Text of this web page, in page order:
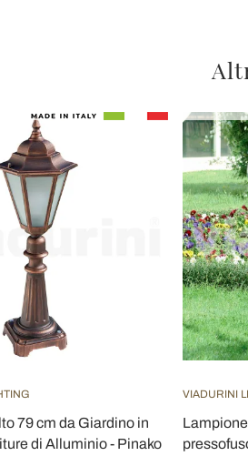
79 cm da Giardino in
di Alluminio - Pinako
VIADURINI